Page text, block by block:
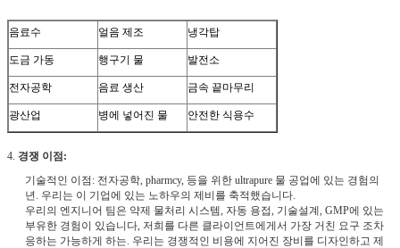
음료수 얼음 제조 냉각탑
도금 가동 행구기 물 발전소
전자공학 음료 생산 금속 끝마무리
광산업 병에 넣어진 물 안전한 식용수
4. 경쟁 이점:
기술적인 이점: 전자공학, pharmcy, 등을 위한 ultrapure 물 공업에 있는 경험의
년. 우리는 이 기업에 있는 노하우의 제비를 축적했습니다.
우리의 엔지니어 팀은 약제 물처리 시스템, 자동 용접, 기술설계, GMP에 있는
부유한 경험이 있습니다, 저희를 다른 클라이언트에게서 가장 거친 요구 조차
응하는 가능하게 하는. 우리는 경쟁적인 비용에 지어진 장비를 디자인하고 제